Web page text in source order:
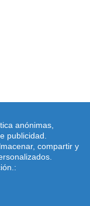
hipoteca.netHome |
|Condiciones de uso
anónimas,
publicidad.
compartir y